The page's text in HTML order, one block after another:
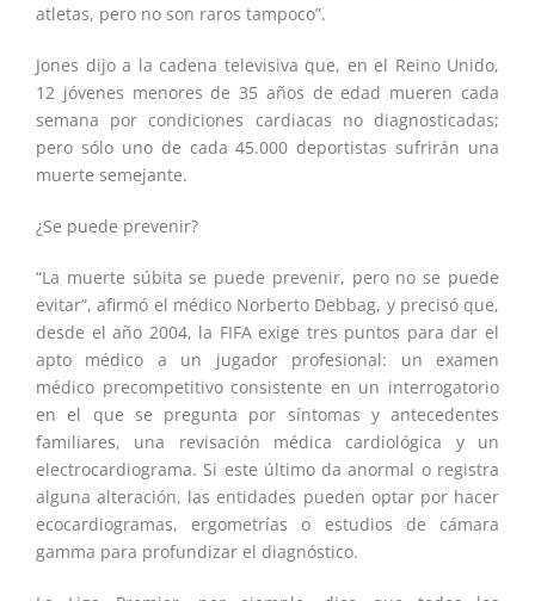
atletas, pero no son raros tampoco”.
Jones dijo a la cadena televisiva que, en el Reino Unido,
12 jóvenes menores de 35 años de edad mueren cada
semana por condiciones cardiacas no diagnosticadas;
pero sólo uno de cada 45.000 deportistas sufrirán una
muerte semejante.
¿Se puede prevenir?
“La muerte súbita se puede prevenir, pero no se puede
evitar”, afirmó el médico Norberto Debbag, y precisó que,
desde el año 2004, la FIFA exige tres puntos para dar el
apto médico a un jugador profesional: un examen
médico precompetitivo consistente en un interrogatorio
en el que se pregunta por síntomas y antecedentes
familiares, una revisación médica cardiológica y un
electrocardiograma. Si este último da anormal o registra
alguna alteración, las entidades pueden optar por hacer
ecocardiogramas, ergometrías o estudios de cámara
gamma para profundizar el diagnóstico.